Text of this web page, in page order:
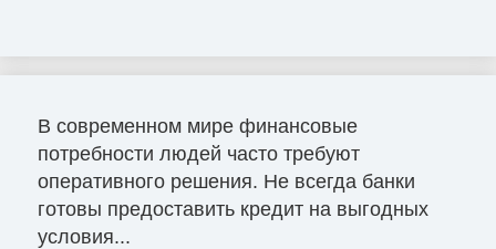
В современном мире финансовые
потребности людей часто требуют
оперативного решения. Не всегда банки
готовы предоставить кредит на выгодных
условия...